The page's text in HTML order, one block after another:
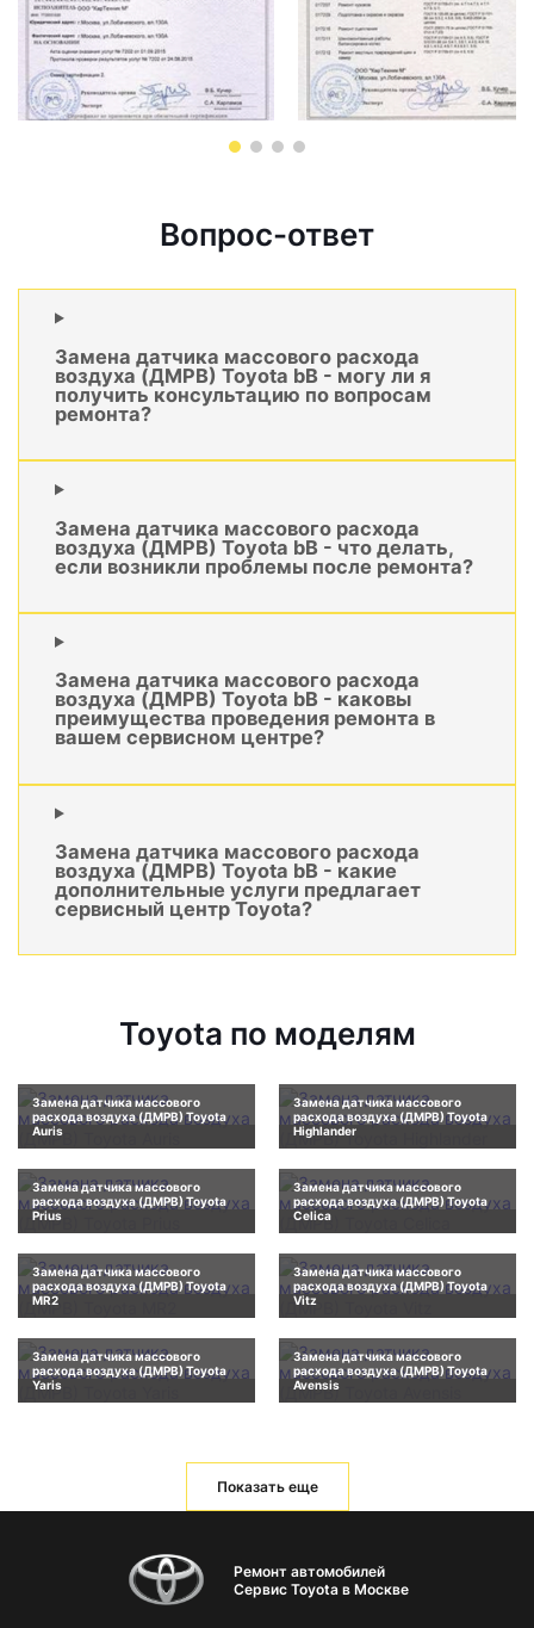
Вопрос-ответ
Замена датчика массового расхода
воздуха (ДМРВ) Toyota bB - могу ли я
получить консультацию по вопросам
ремонта?
Замена датчика массового расхода
воздуха (ДМРВ) Toyota bB - что делать,
если возникли проблемы после ремонта?
Замена датчика массового расхода
воздуха (ДМРВ) Toyota bB - каковы
преимущества проведения ремонта в
вашем сервисном центре?
Замена датчика массового расхода
воздуха (ДМРВ) Toyota bB - какие
дополнительные услуги предлагает
сервисный центр Toyota?
Toyota по моделям
Замена датчика массового
расхода воздуха (ДМРВ) Toyota
Auris
Замена датчика массового
расхода воздуха (ДМРВ) Toyota
Highlander
Замена датчика массового
расхода воздуха (ДМРВ) Toyota
Prius
Замена датчика массового
расхода воздуха (ДМРВ) Toyota
Celica
Замена датчика массового
расхода воздуха (ДМРВ) Toyota
MR2
Замена датчика массового
расхода воздуха (ДМРВ) Toyota
Vitz
Замена датчика массового
расхода воздуха (ДМРВ) Toyota
Yaris
Замена датчика массового
расхода воздуха (ДМРВ) Toyota
Avensis
Показать еще
Ремонт автомобилей
Сервис Toyota в Москве